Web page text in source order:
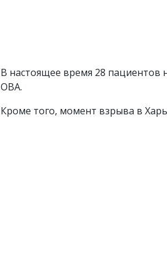
В настоящее время 28 пациентов
ОВА.
Кроме того, момент взрыва в